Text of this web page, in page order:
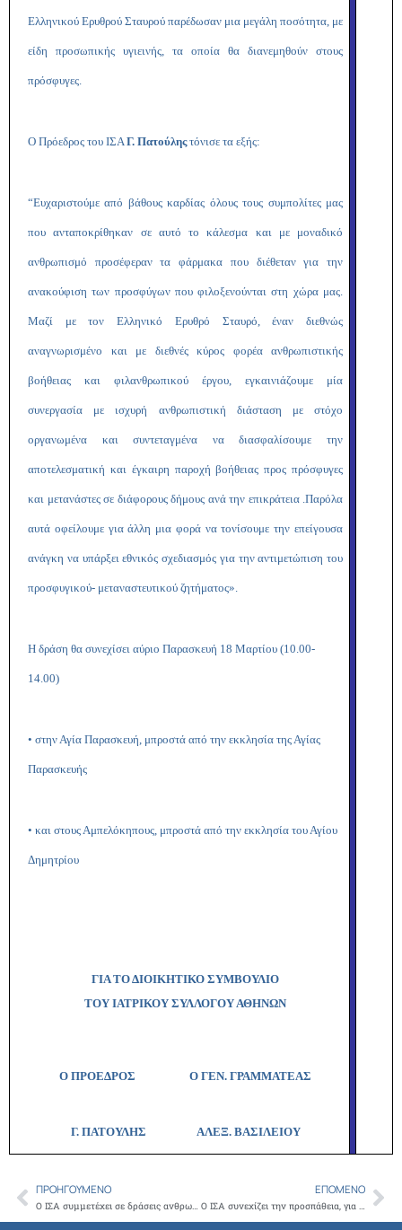
Ελληνικού Ερυθρού Σταυρού παρέδωσαν μια μεγάλη ποσότητα, με
είδη προσωπικής υγιεινής, τα οποία θα διανεμηθούν στους
πρόσφυγες.
Ο Πρόεδρος του ΙΣΑΓ. Πατούληςτόνισε τα εξής:
“Ευχαριστούμε από βάθους καρδίας όλους τους συμπολίτες μας
που ανταποκρίθηκαν σε αυτό το κάλεσμα και με μοναδικό
ανθρωπισμό προσέφεραν τα φάρμακα που διέθεταν για την
ανακούφιση των προσφύγων που φιλοξενούνται στη χώρα μας.
Μαζί με τον Ελληνικό Ερυθρό Σταυρό, έναν διεθνώς
αναγνωρισμένο και με διεθνές κύρος φορέα ανθρωπιστικής
βοήθειας και φιλανθρωπικού έργου, εγκαινιάζουμε μία
συνεργασία με ισχυρή ανθρωπιστική διάσταση με στόχο
οργανωμένα και συντεταγμένα να διασφαλίσουμε την
αποτελεσματική και έγκαιρη παροχή βοήθειας προς πρόσφυγες
και μετανάστες σε διάφορους δήμους ανά την επικράτεια .Παρόλα
αυτά οφείλουμε για άλλη μια φορά να τονίσουμε την επείγουσα
ανάγκη να υπάρξει εθνικός σχεδιασμός για την αντιμετώπιση του
προσφυγικού- μεταναστευτικού ζητήματος».
Η δράση θα συνεχίσει αύριο Παρασκευή 18 Μαρτίου (10.00-
14.00)
• στην Αγία Παρασκευή, μπροστά από την εκκλησία της Αγίας
Παρασκευής
• και στους Αμπελόκηπους, μπροστά από την εκκλησία του Αγίου
Δημητρίου
ΓΙΑ ΤΟ ΔΙΟΙΚΗΤΙΚΟ ΣΥΜΒΟΥΛΙΟ
ΤΟΥ ΙΑΤΡΙΚΟΥ ΣΥΛΛΟΓΟΥ ΑΘΗΝΩΝ
Ο ΠΡΟΕΔΡΟΣ Ο ΓΕΝ. ΓΡΑΜΜΑΤΕΑΣ
Γ. ΠΑΤΟΥΛΗΣ ΑΛΕΞ. ΒΑΣΙΛΕΙΟΥ
Prev
ΠΡΟΗΓΟΎΜΕΝΟ
Ο ΙΣΑ συμμετέχει σε δράσεις ανθρωπιάς και αλληλεγγύης για τους πρόσφυγες
ΕΠΌΜΕΝΟ
Ο ΙΣΑ συνεχίζει την προσπάθεια, για την ανακούφιση των προσφύγων οργανώνοντας νέες δράσεις ανθρωπιάς και αλληλεγγύης